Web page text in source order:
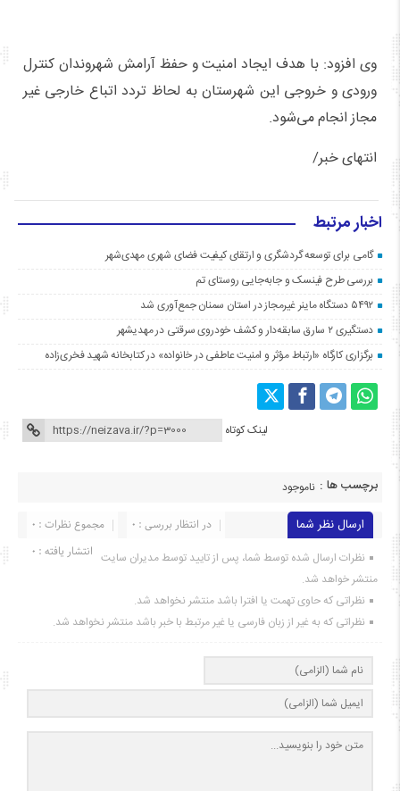
وی افزود: با هدف ایجاد امنیت و حفظ آرامش شهروندان کنترل
ورودی و خروجی این شهرستان به لحاظ تردد اتباع خارجی غیر
مجاز انجام می‌شود.
انتهای خبر/
اخبار مرتبط
گامی برای توسعه گردشگری و ارتقای کیفیت فضای شهری مهدی‌شهر
بررسی طرح فینسک و جابه‌جایی روستای تم
۵۴۹۲ دستگاه ماینر غیرمجاز در استان سمنان جمع‌آوری شد
دستگیری ۲ سارق سابقه‌دار و کشف خودروی سرقتی در مهدیشهر
برگزاری کارگاه «ارتباط مؤثر و امنیت عاطفی در خانواده» در کتابخانه شهید فخری‌زاده
لینک کوتاه
برچسب ها : ناموجود
ارسال نظر شما مجموع نظرات : 0
در انتظار بررسی : 0
انتشار یافته : ۰ نظرات ارسال شده توسط شما، پس از تایید توسط مدیران سایت
منتشر خواهد شد.
نظراتی که حاوی تهمت یا افترا باشد منتشر نخواهد شد.
نظراتی که به غیر از زبان فارسی یا غیر مرتبط با خبر باشد منتشر نخواهد شد.